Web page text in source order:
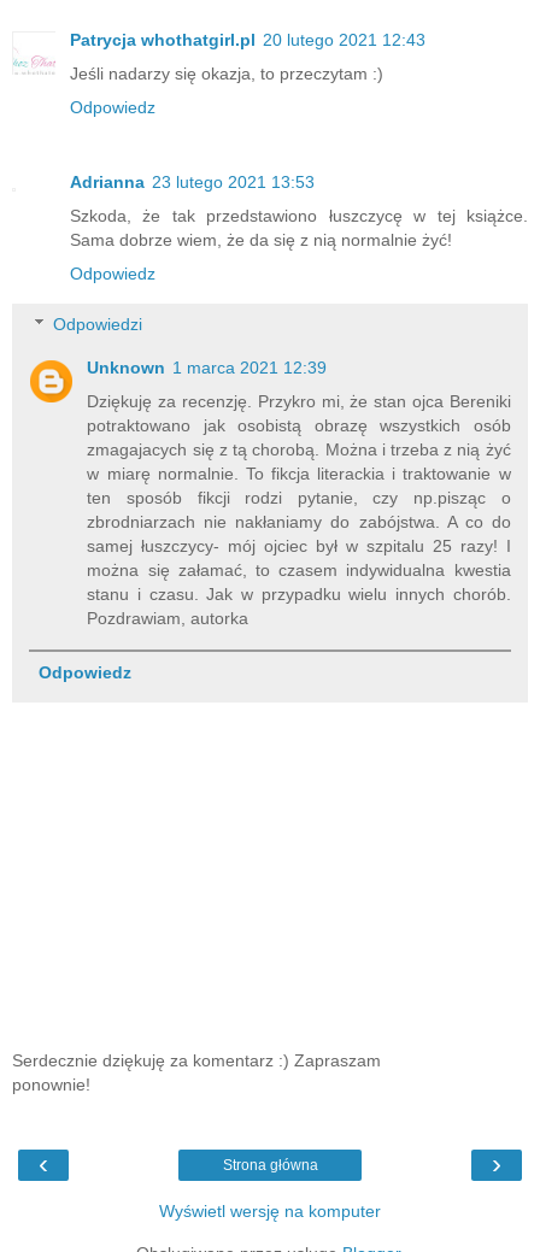
Patrycja whothatgirl.pl 20 lutego 2021 12:43
Jeśli nadarzy się okazja, to przeczytam :)
Odpowiedz
Adrianna 23 lutego 2021 13:53
Szkoda, że tak przedstawiono łuszczycę w tej książce.
Sama dobrze wiem, że da się z nią normalnie żyć!
Odpowiedz
Odpowiedzi
Unknown 1 marca 2021 12:39
Dziękuję za recenzję. Przykro mi, że stan ojca Bereniki
potraktowano jak osobistą obrazę wszystkich osób
zmagajacych się z tą chorobą. Można i trzeba z nią żyć
w miarę normalnie. To fikcja literackia i traktowanie w
ten sposób fikcji rodzi pytanie, czy np.pisząc o
zbrodniarzach nie nakłaniamy do zabójstwa. A co do
samej łuszczycy- mój ojciec był w szpitalu 25 razy! I
można się załamać, to czasem indywidualna kwestia
stanu i czasu. Jak w przypadku wielu innych chorób.
Pozdrawiam, autorka
Odpowiedz
Serdecznie dziękuję za komentarz :) Zapraszam
ponownie!
‹ ›
Strona główna
Wyświetl wersję na komputer